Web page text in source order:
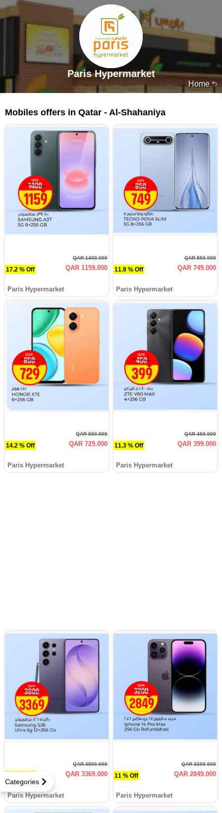
Home
Paris Hypermarket
Categories
Mobiles offers in Qatar - Al-Shahaniya
17.2 % Off
QAR 1400.000
QAR 1159.000
Paris Hypermarket
11.9 % Off
QAR 850.000
QAR 749.000
Paris Hypermarket
14.2 % Off
QAR 850.000
QAR 729.000
Paris Hypermarket
11.3 % Off
QAR 450.000
QAR 399.000
Paris Hypermarket
QAR 3800.000
QAR 3369.000
Paris Hypermarket
11 % Off
QAR 3200.000
QAR 2849.000
Paris Hypermarket